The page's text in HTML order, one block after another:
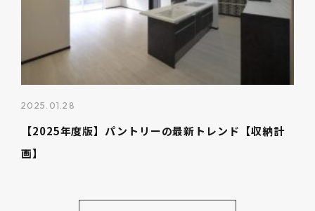
2025.01.28
【2025年度版】パントリーの最新トレンド【収納計
画】